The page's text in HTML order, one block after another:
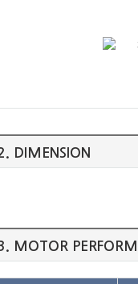
DIMENSION
MOTOR